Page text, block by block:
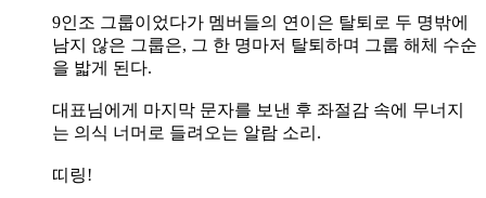
9인조 그룹이었다가 멤버들의 연이은 탈퇴로 두 명밖에
남지 않은 그룹은, 그 한 명마저 탈퇴하며 그룹 해체 수순
을 밟게 된다.
대표님에게 마지막 문자를 보낸 후 좌절감 속에 무너지
는 의식 너머로 들려오는 알람 소리.
띠링!